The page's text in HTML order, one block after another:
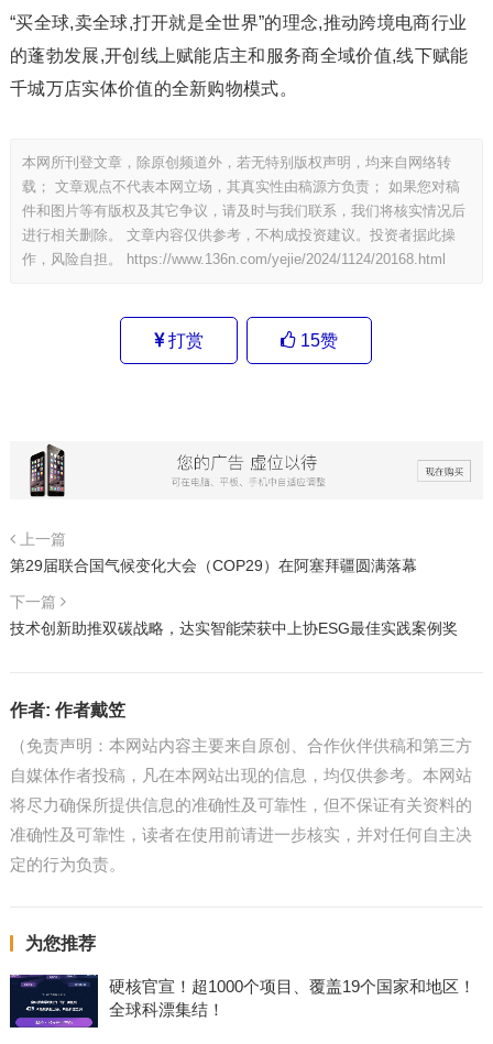
“买全球,卖全球,打开就是全世界”的理念,推动跨境电商行业
的蓬勃发展,开创线上赋能店主和服务商全域价值,线下赋能
千城万店实体价值的全新购物模式。
本网所刊登文章，除原创频道外，若无特别版权声明，均来自网络转
载； 文章观点不代表本网立场，其真实性由稿源方负责； 如果您对稿
件和图片等有版权及其它争议，请及时与我们联系，我们将核实情况后
进行相关删除。 文章内容仅供参考，不构成投资建议。投资者据此操
作，风险自担。
https://www.136n.com/yejie/2024/1124/20168.html
打赏 15赞
上一篇
第29届联合国气候变化大会（COP29）在阿塞拜疆圆满落幕
下一篇
技术创新助推双碳战略，达实智能荣获中上协ESG最佳实践案例奖
作者: 作者戴笠
（免责声明：本网站内容主要来自原创、合作伙伴供稿和第三方
自媒体作者投稿，凡在本网站出现的信息，均仅供参考。本网站
将尽力确保所提供信息的准确性及可靠性，但不保证有关资料的
准确性及可靠性，读者在使用前请进一步核实，并对任何自主决
定的行为负责。
为您推荐
硬核官宣！超1000个项目、覆盖19个国家和地区！
全球科漂集结！